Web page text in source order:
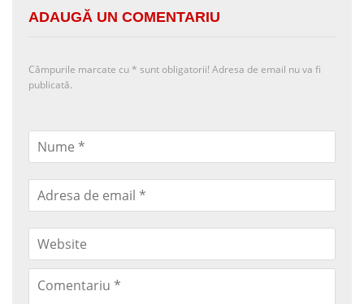
ADAUGĂ UN COMENTARIU
Câmpurile marcate cu * sunt obligatorii! Adresa de email nu va fi
publicată.